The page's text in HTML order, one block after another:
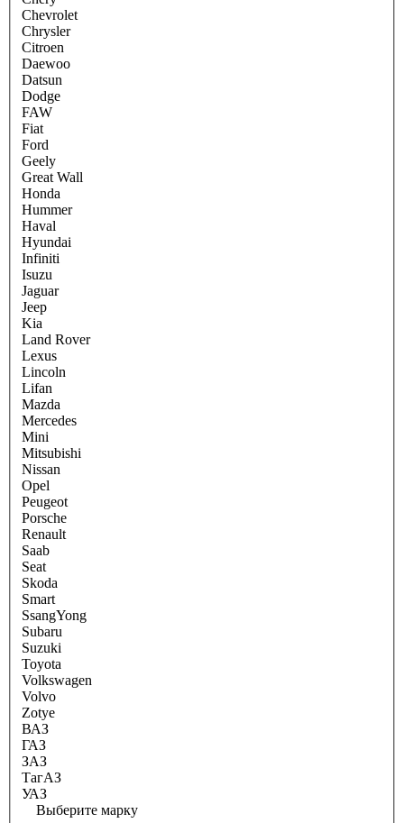
Chevrolet
Chrysler
Citroen
Daewoo
Datsun
Dodge
FAW
Fiat
Ford
Geely
Great Wall
Honda
Hummer
Haval
Hyundai
Infiniti
Isuzu
Jaguar
Jeep
Kia
Land Rover
Lexus
Lincoln
Lifan
Mazda
Mercedes
Mini
Mitsubishi
Nissan
Opel
Peugeot
Porsche
Renault
Saab
Seat
Skoda
Smart
SsangYong
Subaru
Suzuki
Toyota
Volkswagen
Volvo
Zotye
ВАЗ
ГАЗ
ЗАЗ
ТагАЗ
УАЗ
Выберите марку